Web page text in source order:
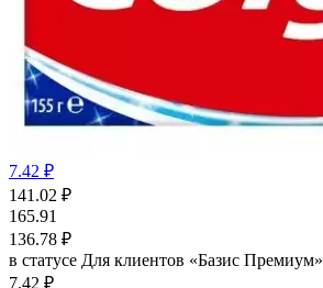
7.42 ₽
141.02 ₽
165.91
136.78 ₽
в статусе Для клиентов «Базис Премиум»
7.42 ₽